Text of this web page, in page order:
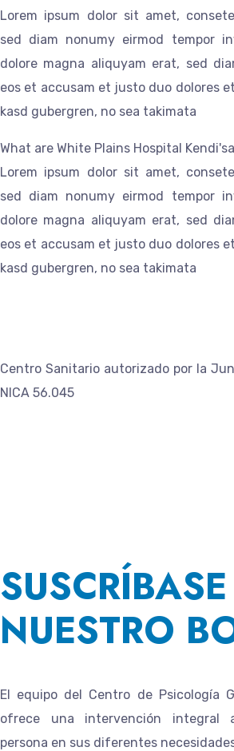
Lorem ipsum dolor sit amet,
sed diam nonumy eirmod tempor
dolore magna aliquyam erat, sed
eos et accusam et justo duo dolores
kasd gubergren, no sea takimata
What are White Plains Hospital
Lorem ipsum dolor sit amet,
sed diam nonumy eirmod tempor
dolore magna aliquyam erat, sed
eos et accusam et justo duo dolores
kasd gubergren, no sea takimata
Centro Sanitario autorizado por la
NICA 56.045
NUESTRO
El equipo del Centro de Psicología
ofrece una intervención integral
persona en sus diferentes